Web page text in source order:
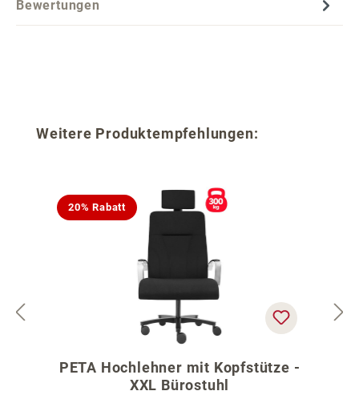
Bewertungen
Produktgalerie überspringen
Weitere Produktempfehlungen:
20% Rabatt
PETA Hochlehner mit Kopfstütze -
XXL Bürostuhl